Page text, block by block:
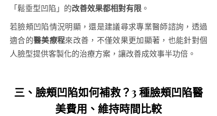
「鬆垂型凹陷」的改善效果都相對有限 。
若臉頰凹陷情況明顯，還是建議尋求專業醫師諮詢，透過
適合的醫美療程來改善，不僅效果更加顯著，也能針對個
人臉型提供客製化的治療方案，讓改善成效事半功倍。
三、 臉頰凹陷如何補救？3 種臉頰凹陷醫
美費用、維持時間比較